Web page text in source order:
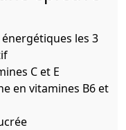
les 3
C et E
en vitamines B6 et